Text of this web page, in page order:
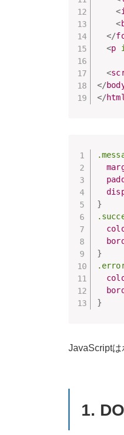
<
<
</
<p
<
</
</
}
}
}
JavaScriptは
1.